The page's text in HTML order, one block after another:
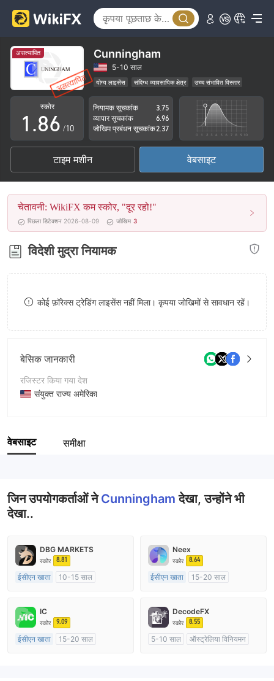
असत्यापित Cunningham
5-10 साल
योग्य लाइसेंस संदिग्ध व्यावसायिक क्षेत्र उच्च संभावित विस्तार
स्कोर
0
1
2
3
4
5
6
7
8
.
4
5
6
7
8
9
2
3
4
5
6
7
8
9
/10
नियामक सूचकांक
3.75
व्यापार सूचकांक
6.96
जोखिम प्रबंधन सूचकांक2.37
टाइम मशीन वेबसाइट
चेतावनी: WikiFX कम स्कोर, "दूर रहो!"
पिछला डिटेक्शन 2026-08-09 जोखिम 3
विदेशी मुद्रा नियामक
कोई फ़ॉरेक्स ट्रेडिंग लाइसेंस नहीं मिला। कृपया जोखिमों से सावधान रहें।
बेसिक जानकारी
रजिस्टर किया गया देश
संयुक्त राज्य अमेरिका
कंपनी का नाम
वेबसाइट समीक्षा
जिन उपयोगकर्ताओं नेCunninghamदेखा, उन्होंने भी
देखा..
DBG MARKETS
स्कोर 8.81
ईसीएन खाता
10-15 साल
मार्केट मेकिंग (एमएम)
मुख्य-लेबल MT4
Neex
स्कोर 8.64
ईसीएन खाता
15-20 साल
मार्केट मेकिंग (एमएम)
मुख्य-लेबल MT4
IC
स्कोर 9.09
ईसीएन खाता
15-20 साल
DecodeFX
स्कोर 8.55
5-10 साल
ऑस्ट्रेलिया विनियमन